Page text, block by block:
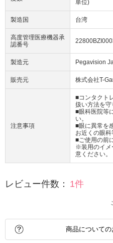
単位)
製造国 台湾
高度管理医療機器承
認番号
製造元 Pegavision
販売元 株式会社T-
注意事項
■コンタクト
扱い方法を守
■眼科医院等
い。
■眼に異常を
お近くの眼科
■ご使用の前
※装用のイメ
意ください。
レビュー件数： 1件
商品について